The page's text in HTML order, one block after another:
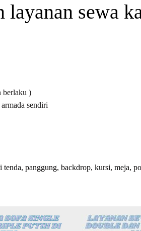
layanan sewa
berlaku )
sendiri
panggung, backdrop, kursi, meja,